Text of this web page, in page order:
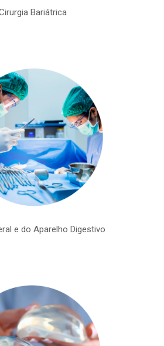
Bariátrica
e do Aparelho Digestivo